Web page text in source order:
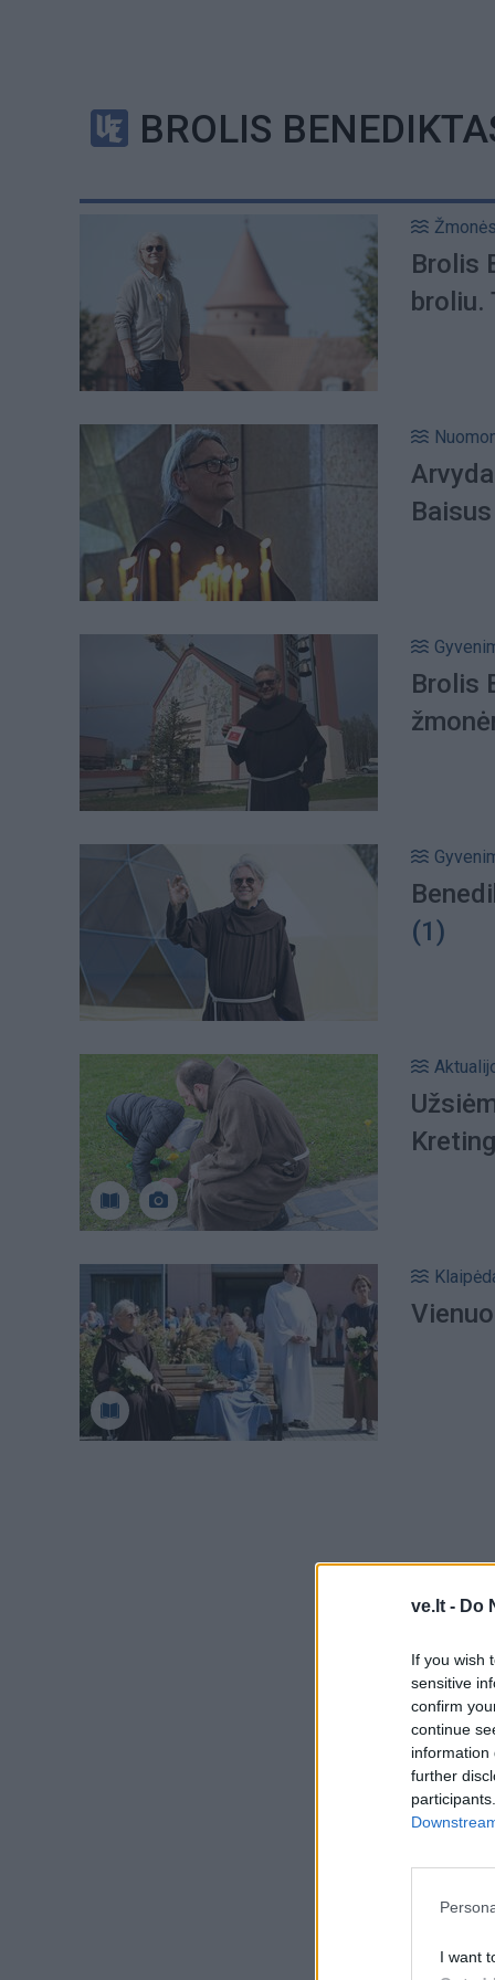
ve.lt - Do
If you wish
sensitive
confirm
continue
information
further
I want
BROLIS
Žmonės
Brolis
broliu.
Brolis
(1)